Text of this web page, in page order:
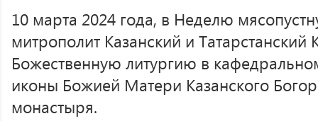
10 марта 2024 года, в Неделю
митрополит Казанский и
Божественную литургию в
иконы Божией Матери Казанского
монастыря.